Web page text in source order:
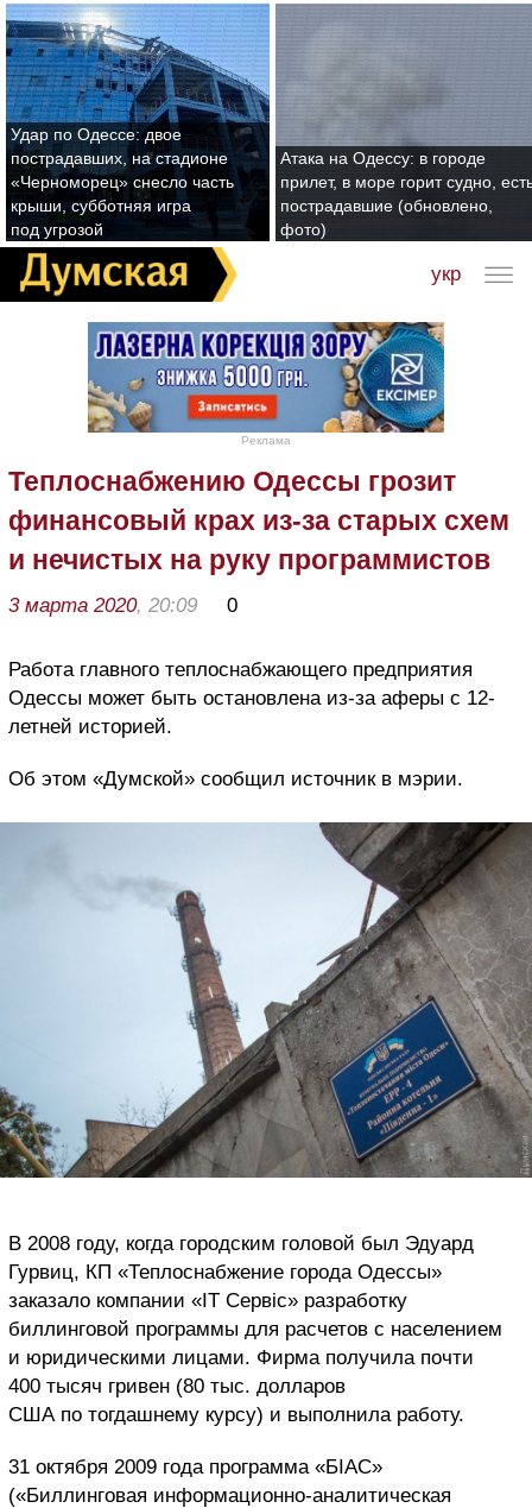
Удар по Одессе: двое
пострадавших, на стадионе
«Черноморец» снесло часть
крыши, субботняя игра
под угрозой
Атака на Одессу: в городе
прилет, в море горит судно,
пострадавшие (обновлено,
фото)
укр
Реклама
Теплоснабжению Одессы грозит
финансовый крах из-за старых схем
и нечистых на руку программистов
3 марта 2020, 20:09 0
Работа главного теплоснабжающего предприятия
Одессы может быть остановлена из-за аферы с 12-
летней историей.
Об этом «Думской» сообщил источник в мэрии.
В 2008 году, когда городским головой был Эдуард
Гурвиц, КП «Теплоснабжение города Одессы»
заказало компании «IT Сервіс» разработку
биллинговой программы для расчетов с населением
и юридическими лицами. Фирма получила почти
400 тысяч гривен (80 тыс. долларов
США по тогдашнему курсу) и выполнила работу.
31 октября 2009 года программа «БІАС»
(«Биллинговая информационно-аналитическая